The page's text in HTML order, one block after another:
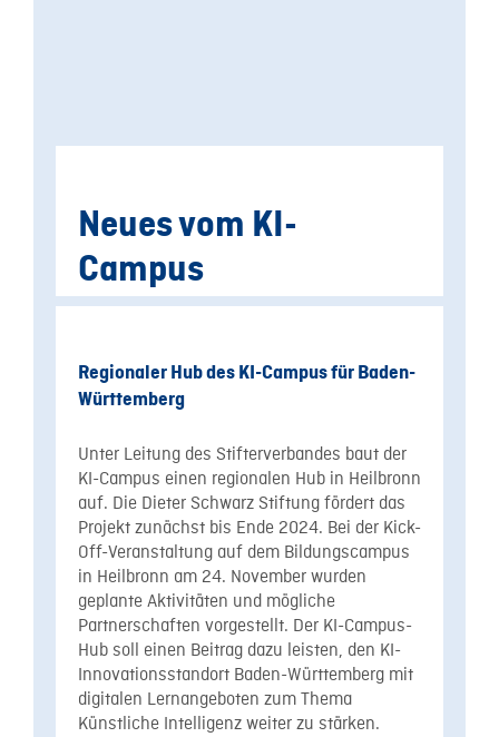
Neues vom KI-
Campus
Regionaler Hub des KI-Campus für Baden-
Württemberg
Unter Leitung des Stifterverbandes baut der
KI-Campus einen regionalen Hub in Heilbronn
auf. Die Dieter Schwarz Stiftung fördert das
Projekt zunächst bis Ende 2024. Bei der Kick-
Off-Veranstaltung auf dem Bildungscampus
in Heilbronn am 24. November wurden
geplante Aktivitäten und mögliche
Partnerschaften vorgestellt. Der KI-Campus-
Hub soll einen Beitrag dazu leisten, den KI-
Innovationsstandort Baden-Württemberg mit
digitalen Lernangeboten zum Thema
Künstliche Intelligenz weiter zu stärken.